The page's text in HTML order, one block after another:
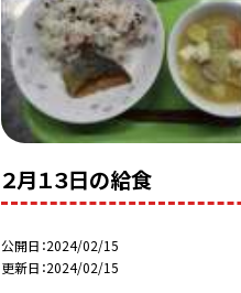
２月１３日の給食
公開日 2024/02/15
更新日 2024/02/15